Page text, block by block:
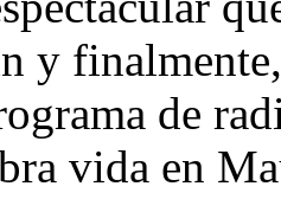
y
de
vida en